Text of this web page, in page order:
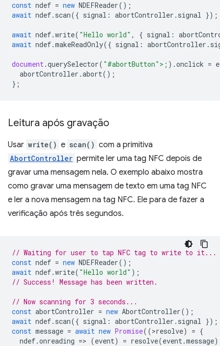
const ndef = new NDEFReader();
await ndef. scan({ signal : abortController . signal });
await ndef.write( "Hello world" , { signal :
await ndef.makeReadOnly({ signal : abortController .
document.querySelector( "#abortButton">; ).onclick =
abortController .abort();
};
Leitura após gravação
Usar write() e scan() com a primitiva
AbortController permite ler uma tag NFC depois de
gravar uma mensagem nela. O exemplo abaixo mostra
como gravar uma mensagem de texto em uma tag NFC
e ler a nova mensagem na tag NFC. Ele para de fazer a
verificação após três segundos.
// Waiting for user to tap NFC tag to write to it...
const ndef = new NDEFReader();
await ndef.write( "Hello world" );
// Success! Message has been written.
// Now scanning for 3 seconds...
const abortController = new AbortController();
await ndef. scan({ signal : abortController . signal });
const message = await new Promise((>resolve) = {
ndef.onreading => (event) = resolve(event.message